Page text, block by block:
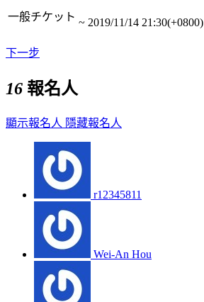
一般チケット ~ 2019/11/14 21:30(+0800)
下一步
16 報名人
顯示報名人 隱藏報名人
r12345811
Wei-An Hou